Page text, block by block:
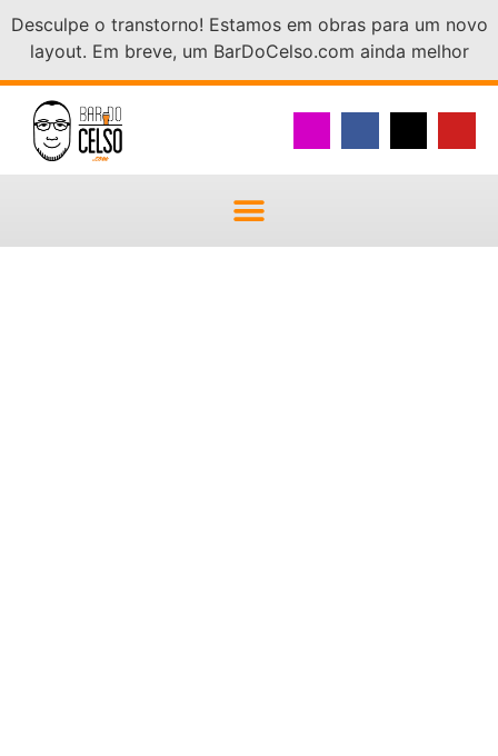
Desculpe o transtorno! Estamos em obras para um novo
layout. Em breve, um BarDoCelso.com ainda melhor